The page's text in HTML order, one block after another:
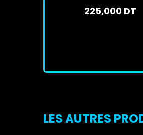
225,000 DT
LES AUTRES